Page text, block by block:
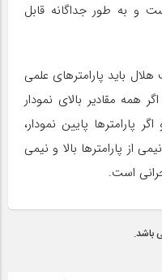
و به طور جداگانه قابل
باید پارامترهای علمی
همه مقادیر بالای نمودار
پارامترها پایین نمودار،
از پارامترها بالا و نیمی
است.
باشد.